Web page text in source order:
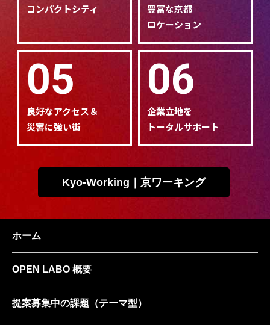
コンパクトシティ
豊富な京都
ロケーション
05
良好なアクセス＆
災害に強い街
06
企業立地を
トータルサポート
Kyo-Working｜京ワーキング
ホーム
OPEN LABO 概要
提案募集中の課題 （テーマ型）